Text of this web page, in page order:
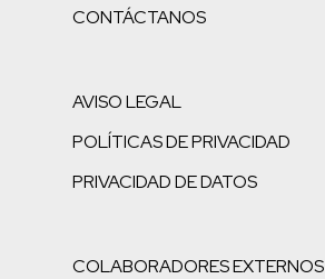
CONTÁCTANOS
AVISO LEGAL
POLÍTICAS DE PRIVACIDAD
PRIVACIDAD DE DATOS
COLABORADORES EXTERNOS